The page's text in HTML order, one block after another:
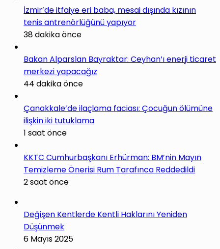
İzmir’de itfaiye eri baba, mesai dışında kızının
tenis antrenörlüğünü yapıyor
38 dakika önce
Bakan Alparslan Bayraktar: Ceyhan’ı enerji ticaret
merkezi yapacağız
44 dakika önce
Çanakkale’de ilaçlama faciası: Çocuğun ölümüne
ilişkin iki tutuklama
1 saat önce
KKTC Cumhurbaşkanı Erhürman: BM’nin Mayın
Temizleme Önerisi Rum Tarafınca Reddedildi
2 saat önce
Değişen Kentlerde Kentli Haklarını Yeniden
Düşünmek
6 Mayıs 2025